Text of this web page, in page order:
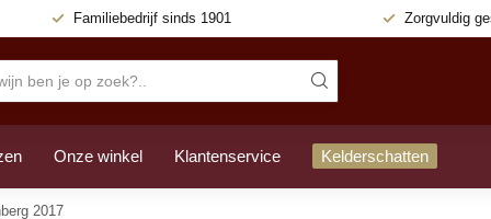
Familiebedrijf sinds 1901 Zorgvuldig
Onze winkel Klantenservice Kelderschatten
2017